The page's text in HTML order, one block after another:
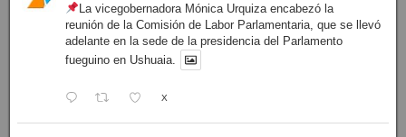
La vicegobernadora Mónica Urquiza encabezó la
reunión de la Comisión de Labor Parlamentaria, que se llevó
adelante en la sede de la presidencia del Parlamento
fueguino en Ushuaia.
X